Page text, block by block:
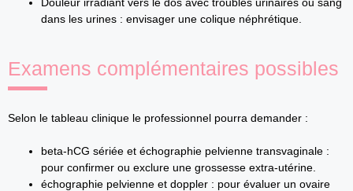
dans les urines : envisager une colique néphrétique.
Examens complémentaires possibles
Selon le tableau clinique le professionnel pourra demander :
beta‑hCG sériée et échographie pelvienne transvaginale :
pour confirmer ou exclure une grossesse extra‑utérine.
échographie pelvienne et doppler : pour évaluer un ovaire